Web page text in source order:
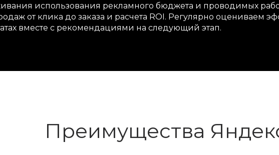
использования рекламного бюджета и проводимых
от клика до заказа и расчета ROI. Регулярно оцениваем
вместе с рекомендациями на следующий этап.
Преимущества